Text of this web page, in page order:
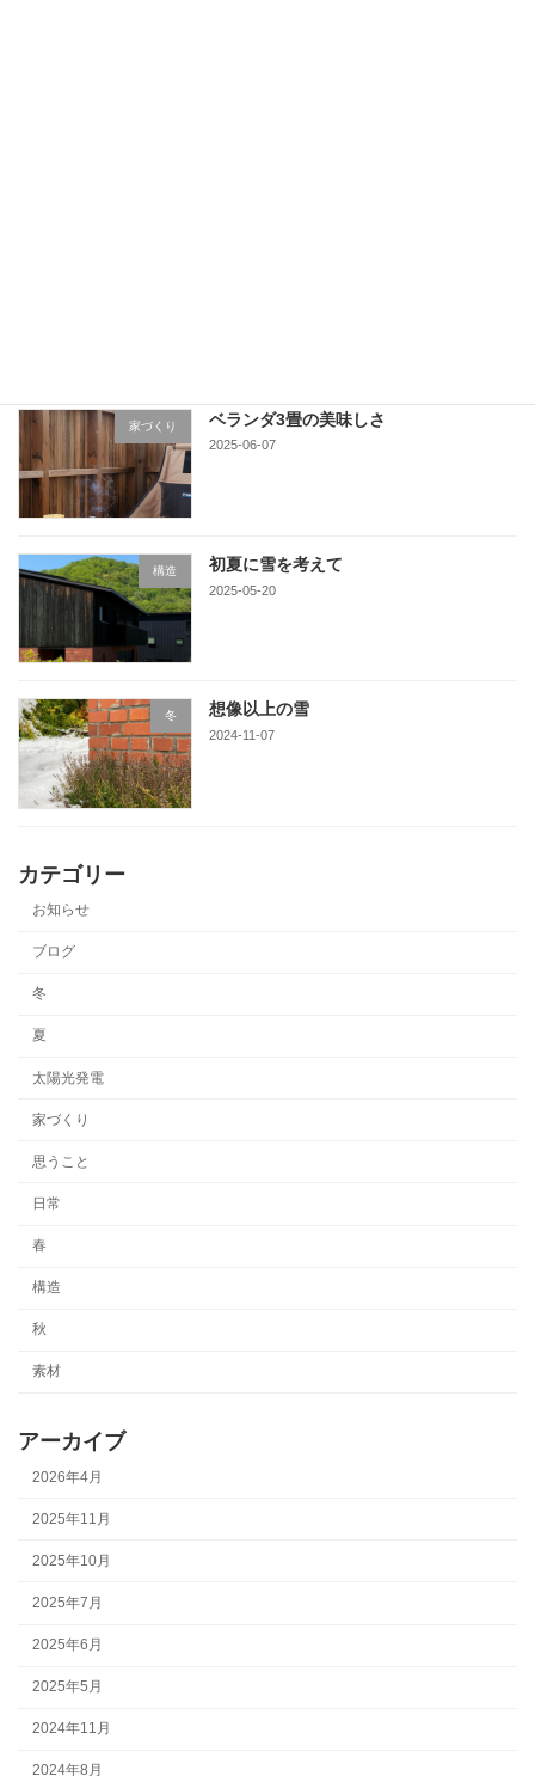
家づくり ベランダ3畳の美味しさ
2025-06-07
構造 初夏に雪を考えて
2025-05-20
冬 想像以上の雪
2024-11-07
カテゴリー
お知らせ
ブログ
冬
夏
太陽光発電
家づくり
思うこと
日常
春
構造
秋
素材
アーカイブ
2026年4月
2025年11月
2025年10月
2025年7月
2025年6月
2025年5月
2024年11月
2024年8月